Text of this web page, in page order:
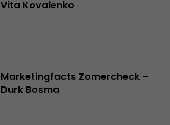
Vita Kovalenko
Marketingfacts Zomercheck –
Durk Bosma